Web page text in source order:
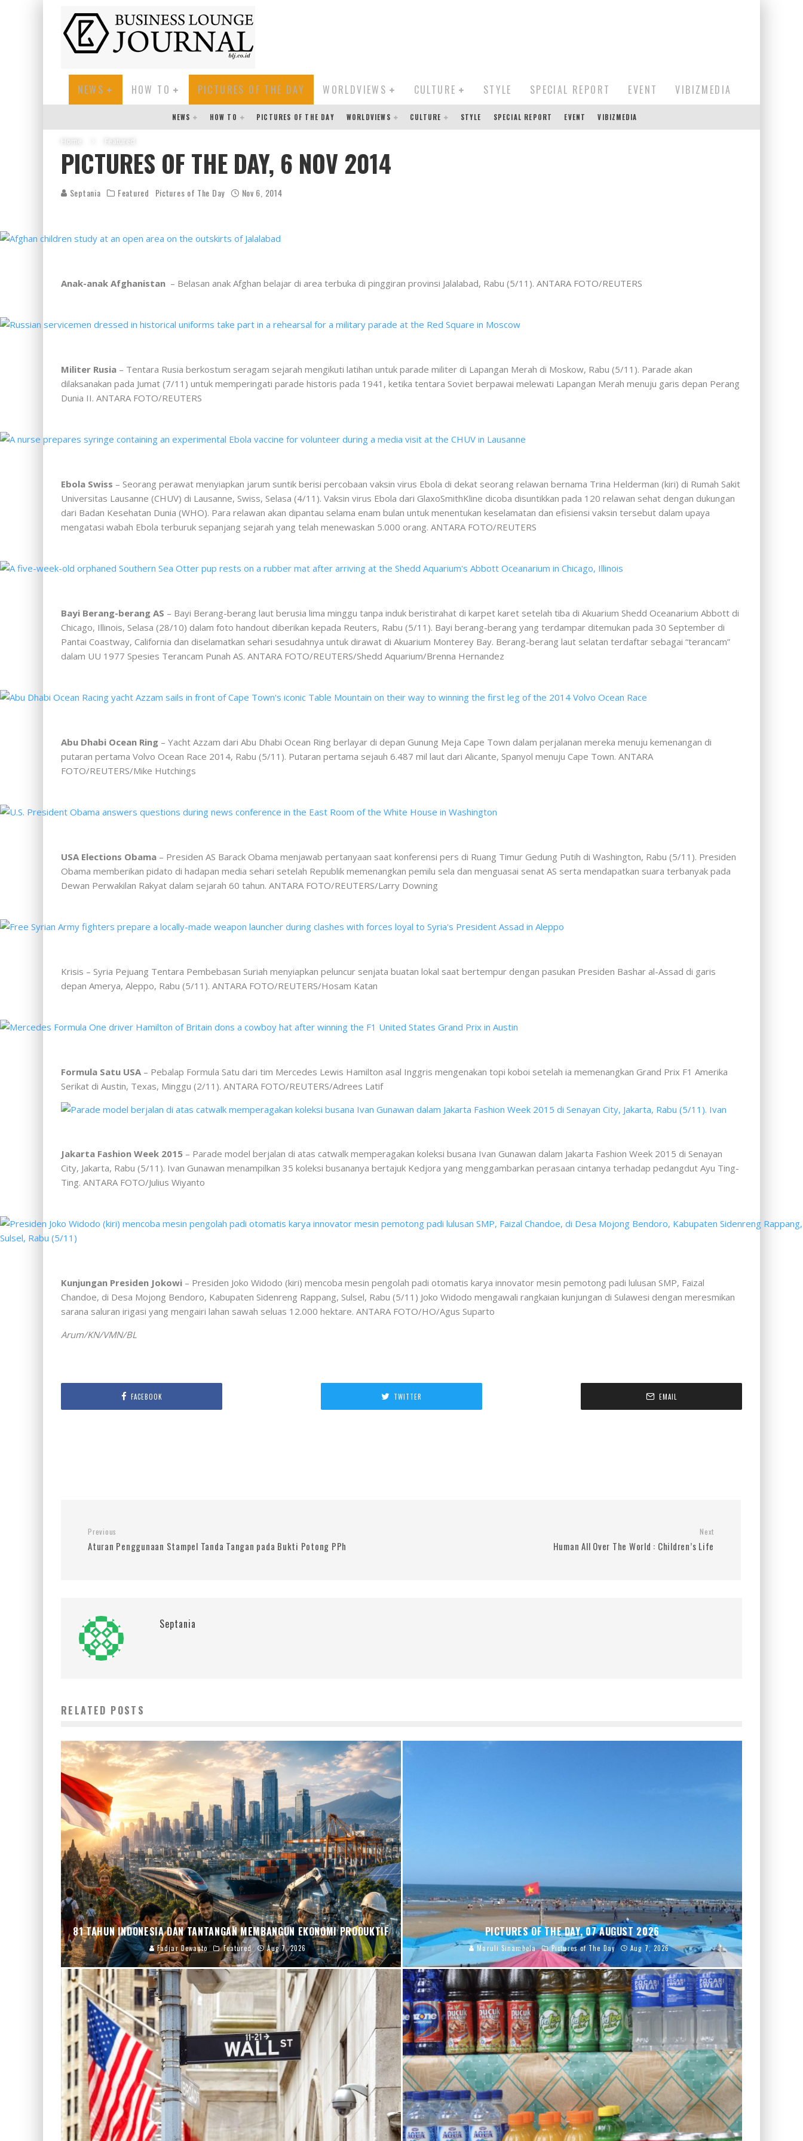
NEWS HOW TO PICTURES OF THE DAY WORLDVIEWS CULTURE STYLE SPECIAL REPORT EVENT VIBIZMEDIA
NEWS HOW TO PICTURES OF THE DAY WORLDVIEWS CULTURE STYLE SPECIAL REPORT EVENT VIBIZMEDIA
Home Featured
PICTURES OF THE DAY, 6 NOV 2014
Septania Featured Pictures of The Day Nov 6, 2014
Anak-anak Afghanistan – Belasan anak Afghan belajar di area terbuka di pinggiran provinsi Jalalabad, Rabu (5/11). ANTARA FOTO/REUTERS
Militer Rusia – Tentara Rusia berkostum seragam sejarah mengikuti latihan untuk parade militer di Lapangan Merah di Moskow, Rabu (5/11). Parade akan
dilaksanakan pada Jumat (7/11) untuk memperingati parade historis pada 1941, ketika tentara Soviet berpawai melewati Lapangan Merah menuju garis depan Perang
Dunia II. ANTARA FOTO/REUTERS
Ebola Swiss – Seorang perawat menyiapkan jarum suntik berisi percobaan vaksin virus Ebola di dekat seorang relawan bernama Trina Helderman (kiri) di Rumah Sakit
Universitas Lausanne (CHUV) di Lausanne, Swiss, Selasa (4/11). Vaksin virus Ebola dari GlaxoSmithKline dicoba disuntikkan pada 120 relawan sehat dengan dukungan
dari Badan Kesehatan Dunia (WHO). Para relawan akan dipantau selama enam bulan untuk menentukan keselamatan dan efisiensi vaksin tersebut dalam upaya
mengatasi wabah Ebola terburuk sepanjang sejarah yang telah menewaskan 5.000 orang. ANTARA FOTO/REUTERS
Bayi Berang-berang AS – Bayi Berang-berang laut berusia lima minggu tanpa induk beristirahat di karpet karet setelah tiba di Akuarium Shedd Oceanarium Abbott di
Chicago, Illinois, Selasa (28/10) dalam foto handout diberikan kepada Reuters, Rabu (5/11). Bayi berang-berang yang terdampar ditemukan pada 30 September di
Pantai Coastway, California dan diselamatkan sehari sesudahnya untuk dirawat di Akuarium Monterey Bay. Berang-berang laut selatan terdaftar sebagai “terancam”
dalam UU 1977 Spesies Terancam Punah AS. ANTARA FOTO/REUTERS/Shedd Aquarium/Brenna Hernandez
Abu Dhabi Ocean Ring – Yacht Azzam dari Abu Dhabi Ocean Ring berlayar di depan Gunung Meja Cape Town dalam perjalanan mereka menuju kemenangan di
putaran pertama Volvo Ocean Race 2014, Rabu (5/11). Putaran pertama sejauh 6.487 mil laut dari Alicante, Spanyol menuju Cape Town. ANTARA
FOTO/REUTERS/Mike Hutchings
USA Elections Obama – Presiden AS Barack Obama menjawab pertanyaan saat konferensi pers di Ruang Timur Gedung Putih di Washington, Rabu (5/11). Presiden
Obama memberikan pidato di hadapan media sehari setelah Republik memenangkan pemilu sela dan menguasai senat AS serta mendapatkan suara terbanyak pada
Dewan Perwakilan Rakyat dalam sejarah 60 tahun. ANTARA FOTO/REUTERS/Larry Downing
Krisis – Syria Pejuang Tentara Pembebasan Suriah menyiapkan peluncur senjata buatan lokal saat bertempur dengan pasukan Presiden Bashar al-Assad di garis
depan Amerya, Aleppo, Rabu (5/11). ANTARA FOTO/REUTERS/Hosam Katan
Formula Satu USA – Pebalap Formula Satu dari tim Mercedes Lewis Hamilton asal Inggris mengenakan topi koboi setelah ia memenangkan Grand Prix F1 Amerika
Serikat di Austin, Texas, Minggu (2/11). ANTARA FOTO/REUTERS/Adrees Latif
Jakarta Fashion Week 2015 – Parade model berjalan di atas catwalk memperagakan koleksi busana Ivan Gunawan dalam Jakarta Fashion Week 2015 di Senayan
City, Jakarta, Rabu (5/11). Ivan Gunawan menampilkan 35 koleksi busananya bertajuk Kedjora yang menggambarkan perasaan cintanya terhadap pedangdut Ayu Ting-
Ting. ANTARA FOTO/Julius Wiyanto
Kunjungan Presiden Jokowi – Presiden Joko Widodo (kiri) mencoba mesin pengolah padi otomatis karya innovator mesin pemotong padi lulusan SMP, Faizal
Chandoe, di Desa Mojong Bendoro, Kabupaten Sidenreng Rappang, Sulsel, Rabu (5/11) Joko Widodo mengawali rangkaian kunjungan di Sulawesi dengan meresmikan
sarana saluran irigasi yang mengairi lahan sawah seluas 12.000 hektare. ANTARA FOTO/HO/Agus Suparto
Arum/KN/VMN/BL
FACEBOOK TWITTER EMAIL
Previous
Aturan Penggunaan Stampel Tanda Tangan pada Bukti Potong PPh
Next
Human All Over The World : Children’s Life
Septania
RELATED POSTS
81 TAHUN INDONESIA DAN TANTANGAN MEMBANGUN EKONOMI PRODUKTIF
Fadjar Dewanto Featured Aug 7, 2026
PICTURES OF THE DAY, 07 AUGUST 2026
Maruli Sinambela Pictures of The Day Aug 7, 2026